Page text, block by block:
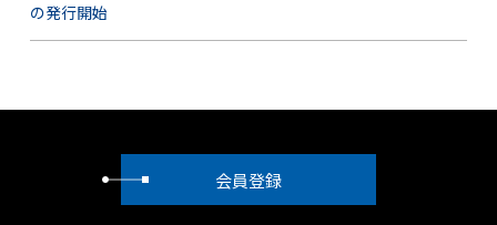
の発行開始
会員登録